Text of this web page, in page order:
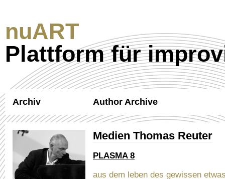
nuART
Plattform für
Archiv Author Archive
Medien Thomas Reuter
PLASMA 8
aus dem leben des gewissen